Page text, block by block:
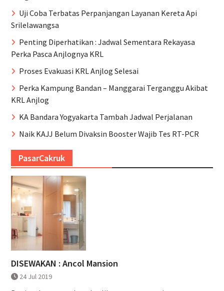
Uji Coba Terbatas Perpanjangan Layanan Kereta Api
Srilelawangsa
Penting Diperhatikan : Jadwal Sementara Rekayasa
Perka Pasca Anjlognya KRL
Proses Evakuasi KRL Anjlog Selesai
Perka Kampung Bandan – Manggarai Terganggu Akibat
KRL Anjlog
KA Bandara Yogyakarta Tambah Jadwal Perjalanan
Naik KAJJ Belum Divaksin Booster Wajib Tes RT-PCR
PasarCakruk
DISEWAKAN : Ancol Mansion
24 Jul 2019